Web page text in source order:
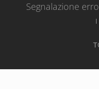
Segnalazione